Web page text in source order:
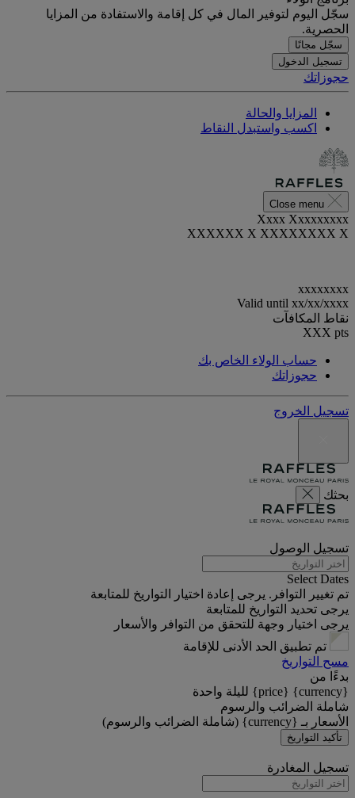
سجّل اليوم لتوفير المال في كل إقامة والاستفادة من المزايا
الحصرية.
سجّل مجانًا
تسجيل الدخول
حجوزاتك
المزايا والحالة
اكسب واستبدل النقاط
Close menu
Xxxx Xxxxxxxxx
XXXXXX X XXXXXXXX X
xxxxxxxx
Valid until xx/xx/xxxx
نقاط المكافآت
XXX pts
حساب الولاء الخاص بك
حجوزاتك
تسجيل الخروج
بحثك
تسجيل الوصول
Select Dates
تم تغيير التوافر. يرجى إعادة اختيار التواريخ للمتابعة
يرجى تحديد التواريخ للمتابعة
يرجى اختيار وجهة للتحقق من التوافر والأسعار
تم تطبيق الحد الأدنى للإقامة
مسح التواريخ
بدءًا من
{currency} {price} لليلة واحدة
شاملة الضرائب والرسوم
الأسعار بـ {currency} (شاملة الضرائب والرسوم)
تأكيد التواريخ
تسجيل المغادرة